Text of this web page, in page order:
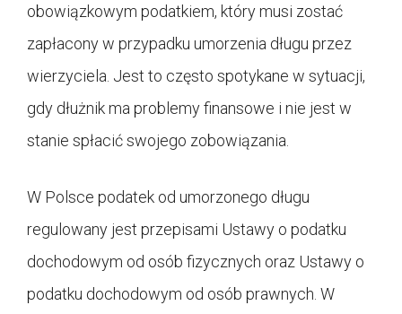
obowiązkowym podatkiem, który musi zostać
zapłacony w przypadku umorzenia długu przez
wierzyciela. Jest to często spotykane w sytuacji,
gdy dłużnik ma problemy finansowe i nie jest w
stanie spłacić swojego zobowiązania.
W Polsce podatek od umorzonego długu
regulowany jest przepisami Ustawy o podatku
dochodowym od osób fizycznych oraz Ustawy o
podatku dochodowym od osób prawnych. W